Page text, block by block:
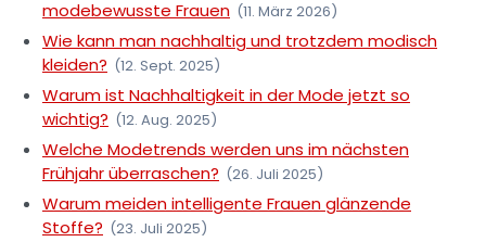
modebewusste Frauen (11. März 2026)
Wie kann man nachhaltig und trotzdem modisch
kleiden? (12. Sept. 2025)
Warum ist Nachhaltigkeit in der Mode jetzt so
wichtig? (12. Aug. 2025)
Welche Modetrends werden uns im nächsten
Frühjahr überraschen? (26. Juli 2025)
Warum meiden intelligente Frauen glänzende
Stoffe? (23. Juli 2025)